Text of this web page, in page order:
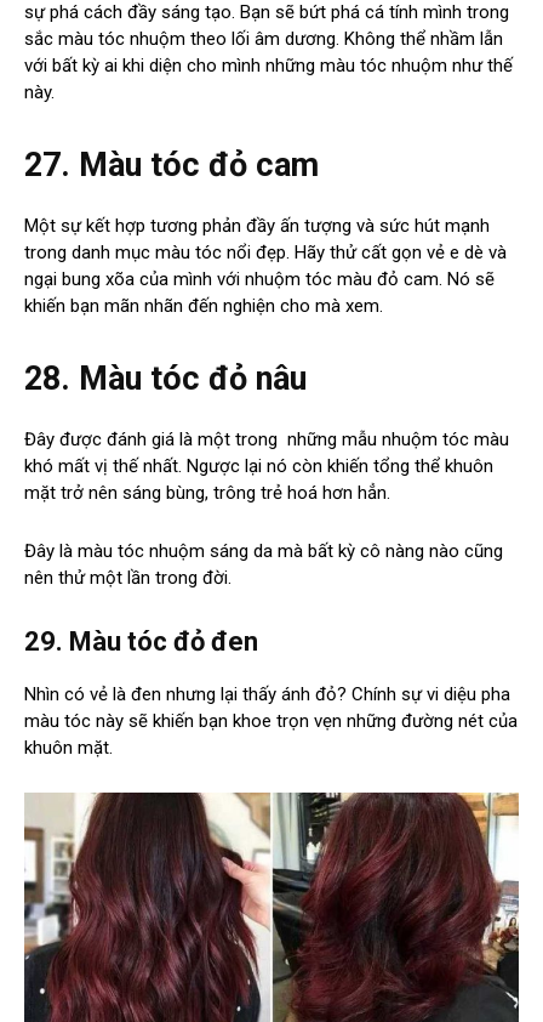
sự phá cách đầy sáng tạo. Bạn sẽ bứt phá cá tính mình trong
sắc màu tóc nhuộm theo lối âm dương. Không thể nhầm lẫn
với bất kỳ ai khi diện cho mình những màu tóc nhuộm như thế
này.
27. Màu tóc đỏ cam
Một sự kết hợp tương phản đầy ấn tượng và sức hút mạnh
trong danh mục màu tóc nổi đẹp. Hãy thử cất gọn vẻ e dè và
ngại bung xõa của mình với nhuộm tóc màu đỏ cam. Nó sẽ
khiến bạn mãn nhãn đến nghiện cho mà xem.
28. Màu tóc đỏ nâu
Đây được đánh giá là một trong những mẫu nhuộm tóc màu
khó mất vị thế nhất. Ngược lại nó còn khiến tổng thể khuôn
mặt trở nên sáng bùng, trông trẻ hoá hơn hẳn.
Đây là màu tóc nhuộm sáng da mà bất kỳ cô nàng nào cũng
nên thử một lần trong đời.
29. Màu tóc đỏ đen
Nhìn có vẻ là đen nhưng lại thấy ánh đỏ? Chính sự vi diệu pha
màu tóc này sẽ khiến bạn khoe trọn vẹn những đường nét của
khuôn mặt.